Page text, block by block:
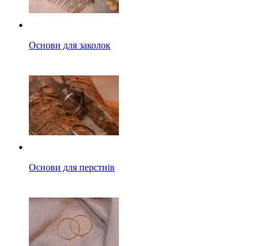
Основи для заколок
Основи для перстнів